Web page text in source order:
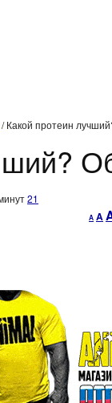
/ Какой протеин
21
Afont
A